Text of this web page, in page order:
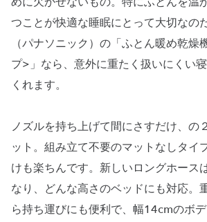
つことが快適な睡眠にとって大切なの
（パナソニック）の「ふとん暖め乾燥
プ>」なら、意外に重たく扱いにくい
くれます。
ノズルを持ち上げて間にさすだけ、の
ット。組み立て不要のマットなしタイ
けも楽ちんです。新しいロングホース
なり、どんな高さのベッドにも対応。
ら持ち運びにも便利で、幅14cmのボ